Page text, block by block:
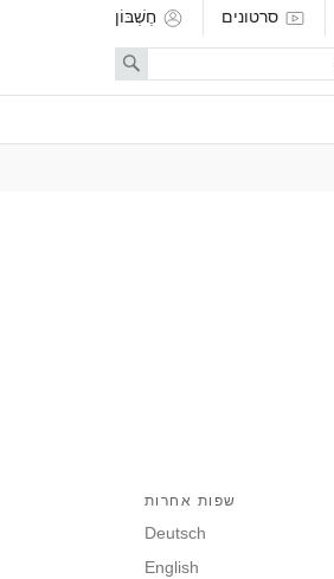
סרטונים חֶשְׁבּוֹן
Search
שפות אחרות
Deutsch
English